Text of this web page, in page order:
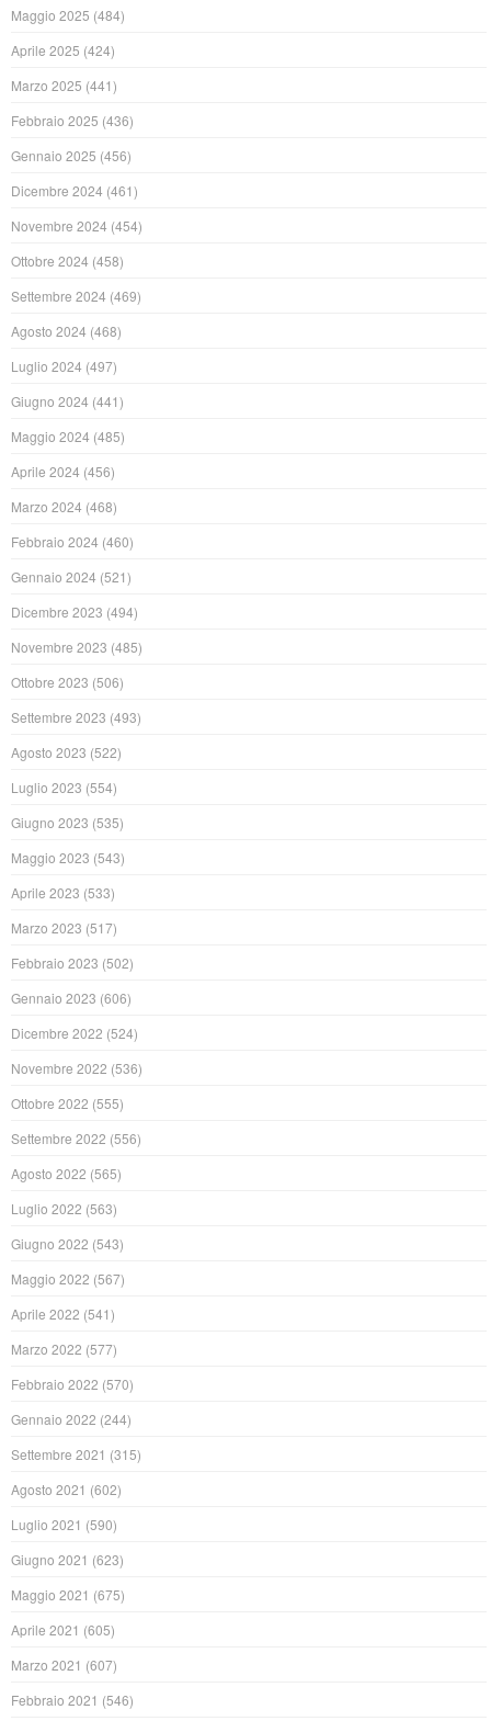
Maggio 2025 (484)
Aprile 2025 (424)
Marzo 2025 (441)
Febbraio 2025 (436)
Gennaio 2025 (456)
Dicembre 2024 (461)
Novembre 2024 (454)
Ottobre 2024 (458)
Settembre 2024 (469)
Agosto 2024 (468)
Luglio 2024 (497)
Giugno 2024 (441)
Maggio 2024 (485)
Aprile 2024 (456)
Marzo 2024 (468)
Febbraio 2024 (460)
Gennaio 2024 (521)
Dicembre 2023 (494)
Novembre 2023 (485)
Ottobre 2023 (506)
Settembre 2023 (493)
Agosto 2023 (522)
Luglio 2023 (554)
Giugno 2023 (535)
Maggio 2023 (543)
Aprile 2023 (533)
Marzo 2023 (517)
Febbraio 2023 (502)
Gennaio 2023 (606)
Dicembre 2022 (524)
Novembre 2022 (536)
Ottobre 2022 (555)
Settembre 2022 (556)
Agosto 2022 (565)
Luglio 2022 (563)
Giugno 2022 (543)
Maggio 2022 (567)
Aprile 2022 (541)
Marzo 2022 (577)
Febbraio 2022 (570)
Gennaio 2022 (244)
Settembre 2021 (315)
Agosto 2021 (602)
Luglio 2021 (590)
Giugno 2021 (623)
Maggio 2021 (675)
Aprile 2021 (605)
Marzo 2021 (607)
Febbraio 2021 (546)